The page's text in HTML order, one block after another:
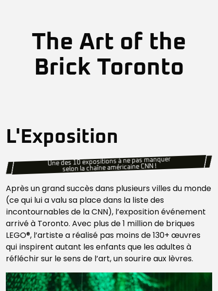
The Art of the
Brick Toronto
L'Exposition
Une des 10 expositions à ne pas manquer
selon la chaîne américaine CNN !
Après un grand succès dans plusieurs villes du monde
(ce qui lui a valu sa place dans la liste des
incontournables de la CNN), l’exposition événement
arrivé à Toronto. Avec plus de 1 million de briques
LEGO®, l’artiste a réalisé pas moins de 130+ œuvres
qui inspirent autant les enfants que les adultes à
réfléchir sur le sens de l’art, un sourire aux lèvres.